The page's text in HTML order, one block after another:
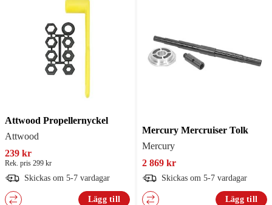
Attwood Propellernyckel
Attwood
239 kr
Rek. pris 299 kr
Skickas om 5-7 vardagar
Lägg till
Mercury Mercruiser Tolk
Mercury
2 869 kr
Skickas om 5-7 vardagar
Lägg till